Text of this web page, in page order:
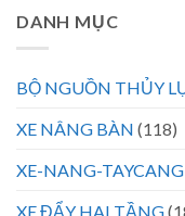
DANH MỤC
BỘ NGUỒN THỦY
XE NÂNG BÀN (118)
XE-NANG-
XE ĐẨY HAI TẦNG